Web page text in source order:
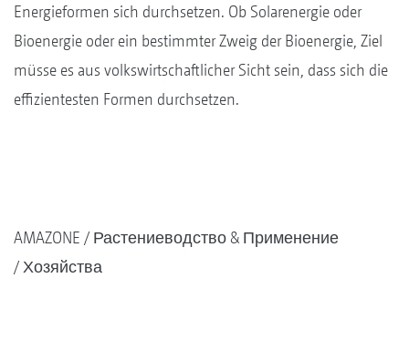
Energieformen sich durchsetzen. Ob Solarenergie oder
Bioenergie oder ein bestimmter Zweig der Bioenergie, Ziel
müsse es aus volkswirtschaftlicher Sicht sein, dass sich die
effizientesten Formen durchsetzen.
AMAZONE
Растениеводство & Применение
Хозяйства